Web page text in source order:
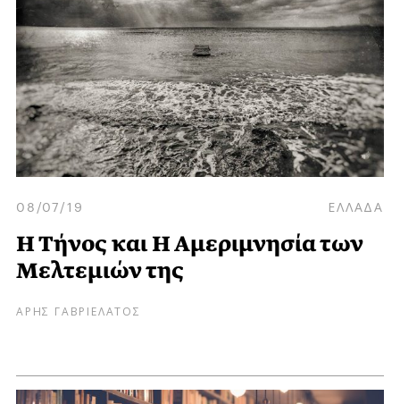
08/07/19 ΕΛΛΑΔΑ
Η Τήνος και Η Αμεριμνησία των
Μελτεμιών της
ΑΡΗΣ ΓΑΒΡΙΕΛΑΤΟΣ